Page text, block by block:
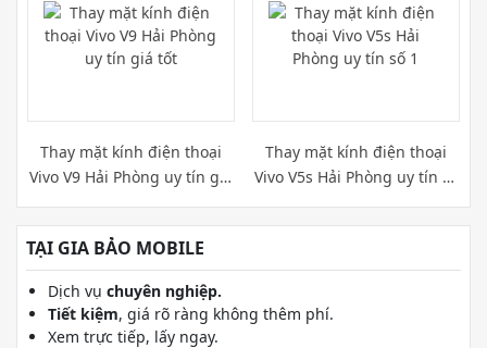
Thay mặt kính điện thoại
Vivo V9 Hải Phòng uy tín giá
tốt
Thay mặt kính điện thoại
Vivo V5s Hải Phòng uy tín số
1
TẠI GIA BẢO MOBILE
Dịch vụ chuyên nghiệp.
Tiết kiệm, giá rõ ràng không thêm phí.
Xem trực tiếp, lấy ngay.